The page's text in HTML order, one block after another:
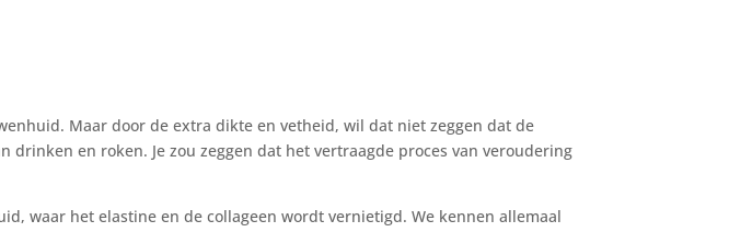
Maar door de extra dikte en vetheid, wil dat niet zeggen dat de
drinken en roken. Je zou zeggen dat het vertraagde proces van veroudering
waar het elastine en de collageen wordt vernietigd. We kennen allemaal